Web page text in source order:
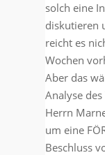
solch eine
diskutieren
reicht es
Wochen
Aber das
Analyse
Herrn
um eine
Beschluss